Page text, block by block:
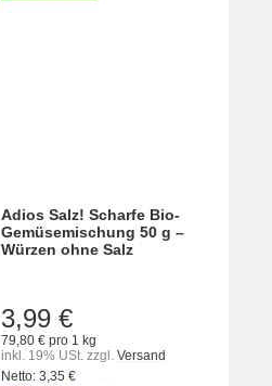
Adios Salz! Scharfe Bio-
Gemüsemischung 50 g –
Würzen ohne Salz
3,99 €
79,80 € pro 1 kg
inkl. 19% USt. zzgl. Versand
Netto: 3,35 €